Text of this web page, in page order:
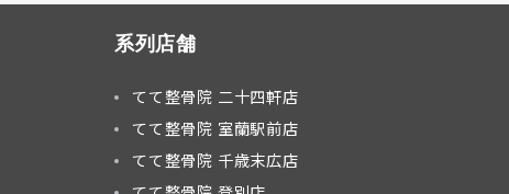
系列店舗
てて整骨院 二十四軒店
てて整骨院 室蘭駅前店
てて整骨院 千歳末広店